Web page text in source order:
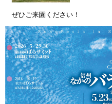
ぜひご来園ください！